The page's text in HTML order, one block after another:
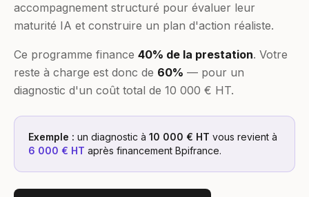
accompagnement structuré pour évaluer leur
maturité IA et construire un plan d'action réaliste.
Ce programme finance 40% de la prestation. Votre
reste à charge est donc de 60% — pour un
diagnostic d'un coût total de 10 000 € HT.
Exemple : un diagnostic à 10 000 € HT vous revient à
6 000 € HT après financement Bpifrance.